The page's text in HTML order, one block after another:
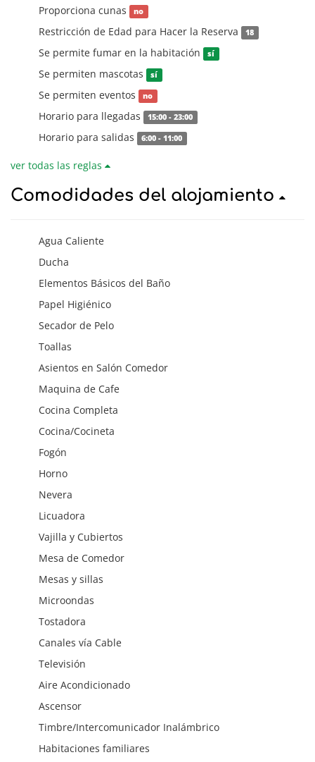
Proporciona cunas no
Restricción de Edad para Hacer la Reserva 18
Se permite fumar en la habitación sí
Se permiten mascotas sí
Se permiten eventos no
Horario para llegadas 15:00 - 23:00
Horario para salidas 6:00 - 11:00
ver todas las reglas
Comodidades del alojamiento
Agua Caliente
Ducha
Elementos Básicos del Baño
Papel Higiénico
Secador de Pelo
Toallas
Asientos en Salón Comedor
Maquina de Cafe
Cocina Completa
Cocina/Cocineta
Fogón
Horno
Nevera
Licuadora
Vajilla y Cubiertos
Mesa de Comedor
Mesas y sillas
Microondas
Tostadora
Canales vía Cable
Televisión
Aire Acondicionado
Ascensor
Timbre/Intercomunicador Inalámbrico
Habitaciones familiares